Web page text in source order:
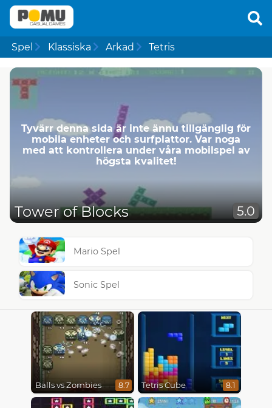
Spel Klassiska Arkad Tetris
Tyvärr denna sida är inte ännu tillgänglig för
mobila enheter och surfplattor. Var noga
med att kontrollera under våra mobilspel av
högsta kvalitet!
Tower of Blocks 5.0
Mario Spel
Sonic Spel
Balls vs Zombies 8.7 Tetris Cube 8.1